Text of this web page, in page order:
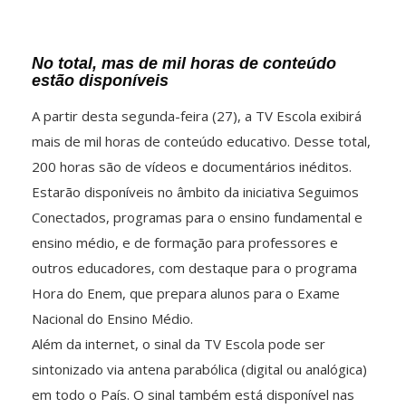
No total, mas de mil horas de conteúdo
estão disponíveis
A partir desta segunda-feira (27), a TV Escola exibirá
mais de mil horas de conteúdo educativo. Desse total,
200 horas são de vídeos e documentários inéditos.
Estarão disponíveis no âmbito da iniciativa Seguimos
Conectados, programas para o ensino fundamental e
ensino médio, e de formação para professores e
outros educadores, com destaque para o programa
Hora do Enem, que prepara alunos para o Exame
Nacional do Ensino Médio.
Além da internet, o sinal da TV Escola pode ser
sintonizado via antena parabólica (digital ou analógica)
em todo o País. O sinal também está disponível nas